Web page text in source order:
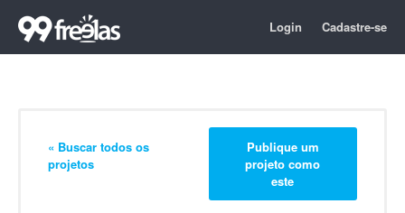
Login Cadastre-se
« Buscar todos os
projetos
Publique um
projeto como
este